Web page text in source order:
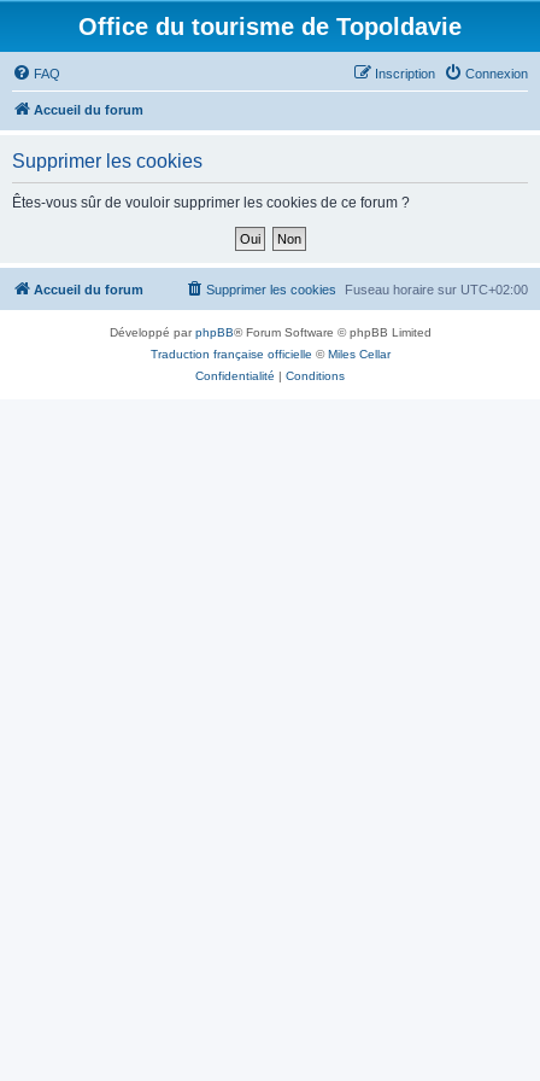
Office du tourisme de Topoldavie
FAQ Connexion
Inscription
Accueil du forum
Supprimer les cookies
Êtes-vous sûr de vouloir supprimer les cookies de ce forum ?
Accueil du forum Fuseau horaire sur UTC+02:00
Supprimer les cookies
Développé parphpBB® Forum Software © phpBB Limited
Traduction française officielle ©Miles Cellar
Confidentialité | Conditions